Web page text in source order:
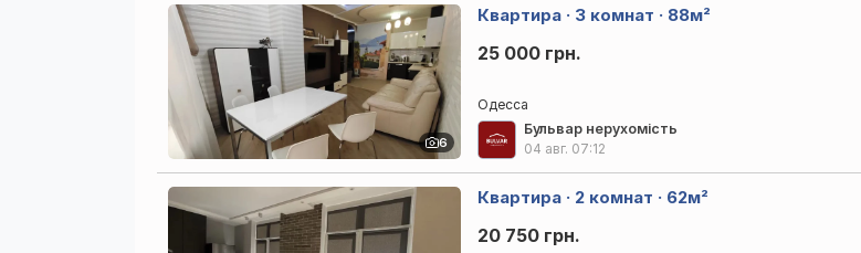
6
Квартира · 3 комнат · 88м²
25 000 грн.
Одесса
Бульвар нерухомість
04 авг. 07:12
Квартира · 2 комнат · 62м²
20 750 грн.